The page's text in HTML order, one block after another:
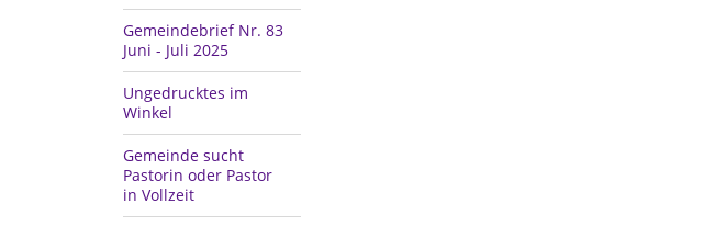
Gemeindebrief Nr. 83
Juni - Juli 2025
Ungedrucktes im
Winkel
Gemeinde sucht
Pastorin oder Pastor
in Vollzeit